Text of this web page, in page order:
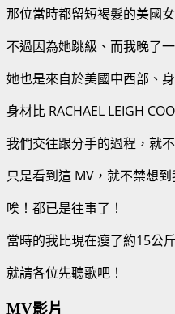
那位當時都留短褐髮的美國
不過因為她跳級、而我晚了
她也是來自於美國中西部、
身材比 RACHAEL LEIGH
我們交往跟分手的過程，就
只是看到這 MV ，就不禁想
唉！都已是往事了！
當時的我比現在瘦了約15公
就請各位先聽歌吧！
MV影片